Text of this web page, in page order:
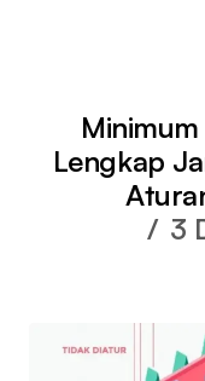
Minimum
Lengkap
3